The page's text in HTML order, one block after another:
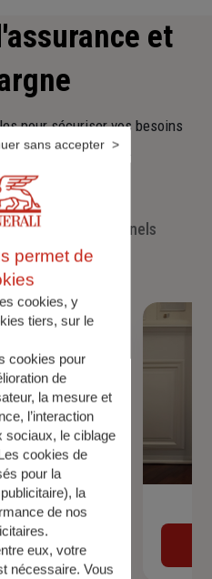
et
pour sécuriser vos besoins
ceux de demain.
les professionnels
permet de
cookies, y
tiers, sur le
cookies pour
de
la mesure et
l’interaction
sociaux, le ciblage
cookies de
pour la
), la
de nos
eux, votre
nécessaire. Vous
sans accepter